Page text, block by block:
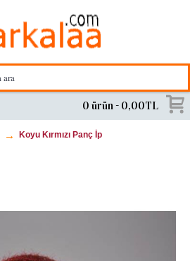
0 ürün - 0,00TL
Koyu Kırmızı Panç İp